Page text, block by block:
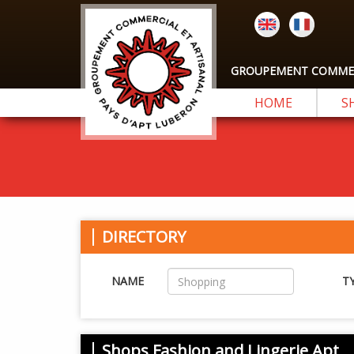
GROUPEMENT
HOME
DIRECTORY
NAME